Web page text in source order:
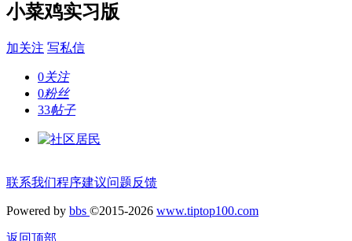
小菜鸡实习版
加关注 写私信
0关注
0粉丝
33帖子
联系我们程序建议问题反馈
Powered by bbs ©2015-2026 www.tiptop100.com
返回顶部